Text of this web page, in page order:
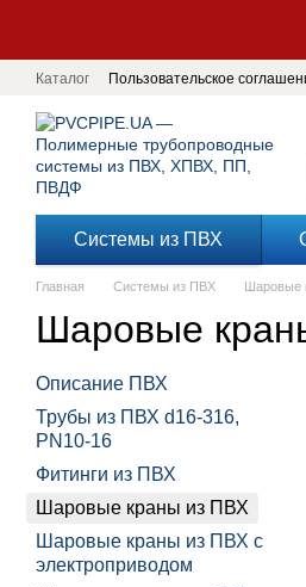
Каталог Пользовательское
Системы из ПВХ
Главная Системы из ПВХ Шаровые
Шаровые
Описание ПВХ
Трубы из ПВХ d16-316,
PN10-16
Фитинги из ПВХ
Шаровые краны из ПВХ
Шаровые краны из ПВХ с
электроприводом